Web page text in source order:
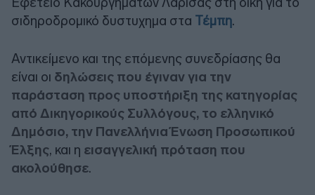
σιδηροδρομικό δυστυχημα στα Τέμπη.
Αντικείμενο και της επόμενης συνεδρίασης θα
είναι οι δηλώσεις που έγιναν για την
παράσταση προς υποστήριξη της κατηγορίας
από Δικηγορικούς Συλλόγους, το ελληνικό
Δημόσιο, την Πανελλήνια Ένωση Προσωπικού
Έλξης, και η εισαγγελική πρόταση που
ακολούθησε.